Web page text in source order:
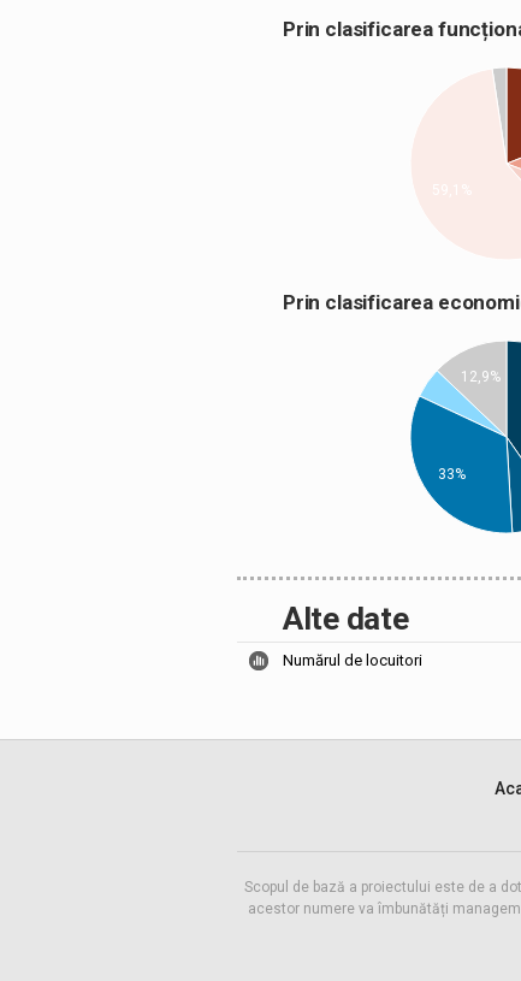
Prin clasificarea
Prin clasificarea
12,9%
33%
Alte date
Numărul de locuitori
Scopul de bază a proiectului este de a
acestor numere va îmbunătăți